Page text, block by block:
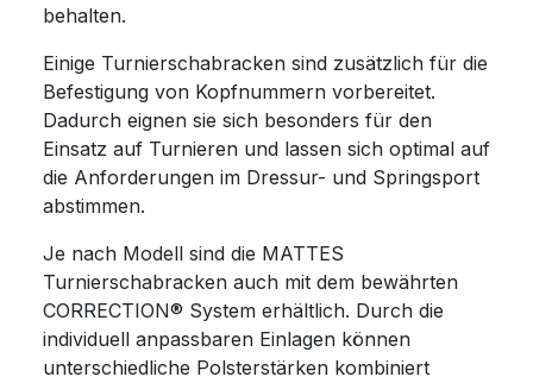
behalten.
Einige Turnierschabracken sind zusätzlich für die
Befestigung von Kopfnummern vorbereitet.
Dadurch eignen sie sich besonders für den
Einsatz auf Turnieren und lassen sich optimal auf
die Anforderungen im Dressur- und Springsport
abstimmen.
Je nach Modell sind die MATTES
Turnierschabracken auch mit dem bewährten
CORRECTION® System erhältlich. Durch die
individuell anpassbaren Einlagen können
unterschiedliche Polsterstärken kombiniert